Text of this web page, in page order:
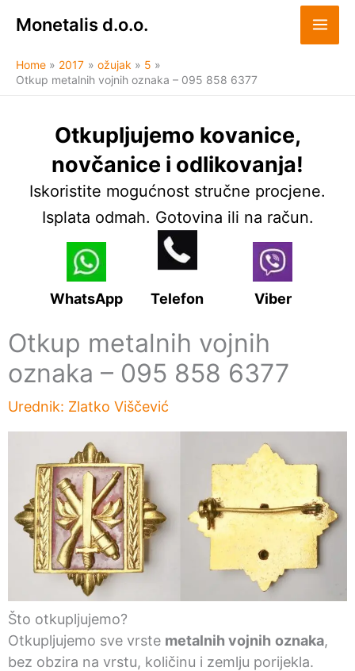
Monetalis d.o.o.
Home 2017 ožujak
5
Otkup metalnih vojnih oznaka – 095 858 6377
Otkupljujemo kovanice,
novčanice i odlikovanja!
Iskoristite mogućnost stručne procjene.
Isplata odmah. Gotovina ili na račun.
WhatsApp Viber
Telefon
Otkup metalnih vojnih
oznaka – 095 858 6377
Urednik: Zlatko Viščević
Što otkupljujemo?
Otkupljujemo sve vrste metalnih vojnih oznaka,
bez obzira na vrstu, količinu i zemlju porijekla.